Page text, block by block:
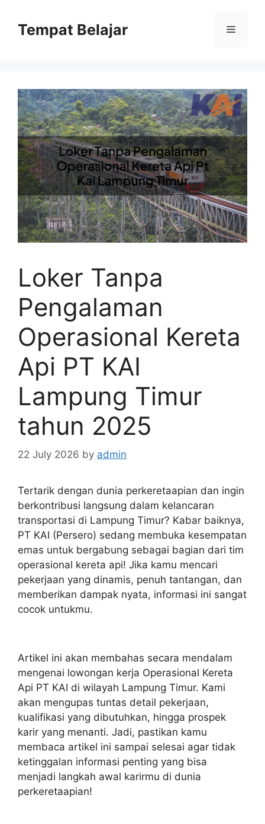
contentTempat Belajar Menu
Loker Tanpa
Pengalaman
Operasional Kereta
Api PT KAI
Lampung Timur
tahun 2025
22 July 2026 by admin
Tertarik dengan dunia perkeretaapian dan ingin
berkontribusi langsung dalam kelancaran
transportasi di Lampung Timur? Kabar baiknya,
PT KAI (Persero) sedang membuka kesempatan
emas untuk bergabung sebagai bagian dari tim
operasional kereta api! Jika kamu mencari
pekerjaan yang dinamis, penuh tantangan, dan
memberikan dampak nyata, informasi ini sangat
cocok untukmu.
Artikel ini akan membahas secara mendalam
mengenai lowongan kerja Operasional Kereta
Api PT KAI di wilayah Lampung Timur. Kami
akan mengupas tuntas detail pekerjaan,
kualifikasi yang dibutuhkan, hingga prospek
karir yang menanti. Jadi, pastikan kamu
membaca artikel ini sampai selesai agar tidak
ketinggalan informasi penting yang bisa
menjadi langkah awal karirmu di dunia
perkeretaapian!